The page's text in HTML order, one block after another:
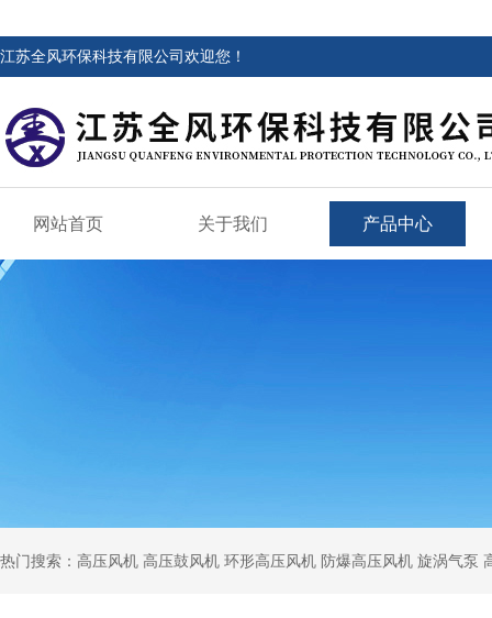
江苏全风环保科技有限公司欢迎您！
网站首页 关于我们 产品中心
热门搜索：高压风机 高压鼓风机 环形高压风机 防爆高压风机 旋涡气泵